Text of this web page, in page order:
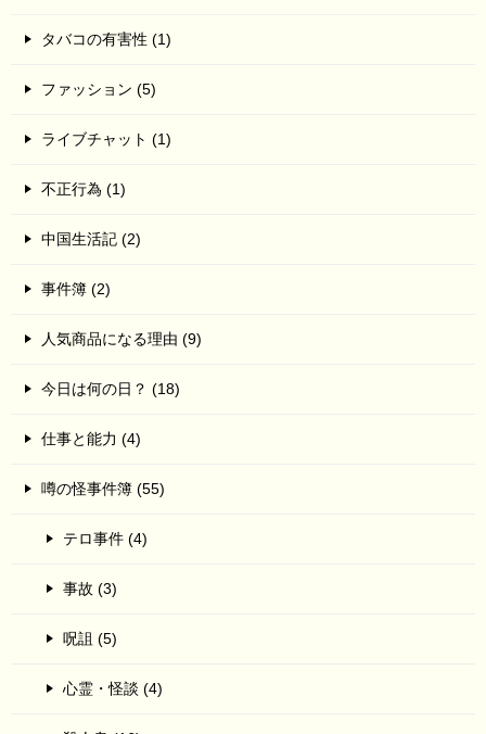
タバコの有害性 (1)
ファッション (5)
ライブチャット (1)
不正行為 (1)
中国生活記 (2)
事件簿 (2)
人気商品になる理由 (9)
今日は何の日？ (18)
仕事と能力 (4)
噂の怪事件簿 (55)
テロ事件 (4)
事故 (3)
呪詛 (5)
心霊・怪談 (4)